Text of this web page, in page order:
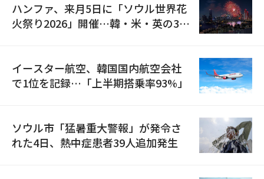
ハンファ、来月5日に「ソウル世界花
火祭り2026」開催…韓・米・英の3カ
イースター航空、韓国国内航空会社
で1位を記録…「上半期搭乗率93%」
ソウル市「猛暑重大警報」が発令さ
れた4日、熱中症患者39人追加発生